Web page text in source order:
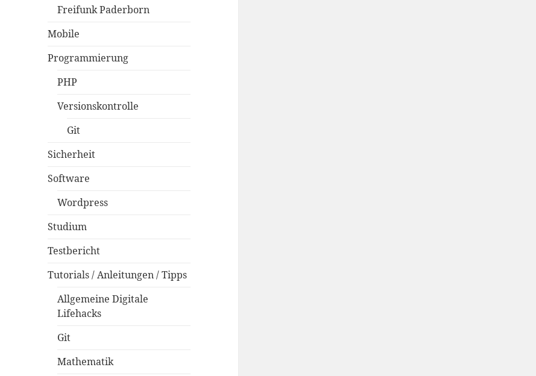
Freifunk Paderborn
Mobile
Programmierung
PHP
Versionskontrolle
Git
Sicherheit
Software
Wordpress
Studium
Testbericht
Tutorials / Anleitungen / Tipps
Allgemeine Digitale
Lifehacks
Git
Mathematik